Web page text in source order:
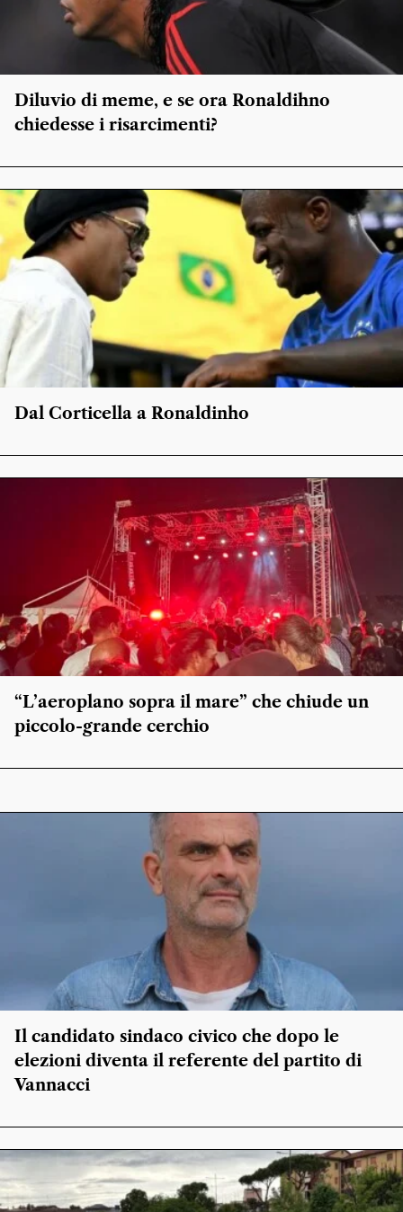
Diluvio di meme, e se ora Ronaldihno
chiedesse i risarcimenti?
Dal Corticella a Ronaldinho
“L’aeroplano sopra il mare” che chiude un
piccolo-grande cerchio
Il candidato sindaco civico che dopo le
elezioni diventa il referente del partito di
Vannacci